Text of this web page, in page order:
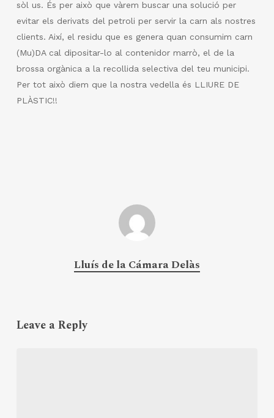
sòl us. És per això que vàrem buscar una solució per
evitar els derivats del petroli per servir la carn als nostres
clients. Així, el residu que es genera quan consumim carn
(Mu)DA cal dipositar-lo al contenidor marrò, el de la
brossa orgànica a la recollida selectiva del teu municipi.
Per tot això diem que la nostra vedella és LLIURE DE
PLÀSTIC!!
Lluís de la Cámara Delàs
Leave a Reply